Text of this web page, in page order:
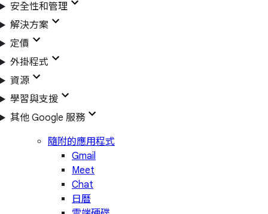
安全性和管理
解決方案
定價
外掛程式
資源
學習與支援
其他 Google 服務
隨附的應用程式
Gmail
Meet
Chat
日曆